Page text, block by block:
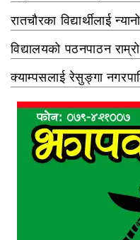
रातचौरका विद्यार्थीलाई
विद्यालयको पठनपाठन
क्याम्पसलाई रेसुङ्गा